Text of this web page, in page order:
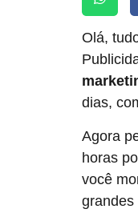
Olá,
dias,
Agora
horas
você
grandes